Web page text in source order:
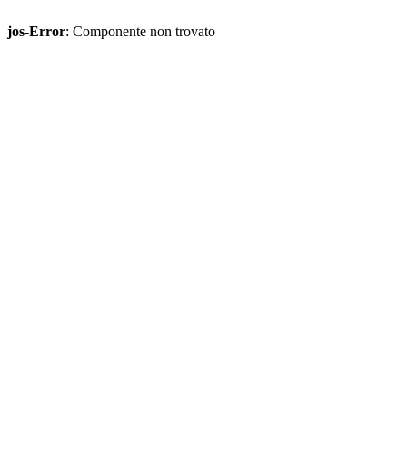
jos-Error: Componente non trovato